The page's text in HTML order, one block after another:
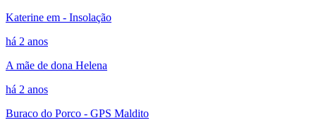
Katerine em - Insolação
há 2 anos
A mãe de dona Helena
há 2 anos
Buraco do Porco - GPS Maldito